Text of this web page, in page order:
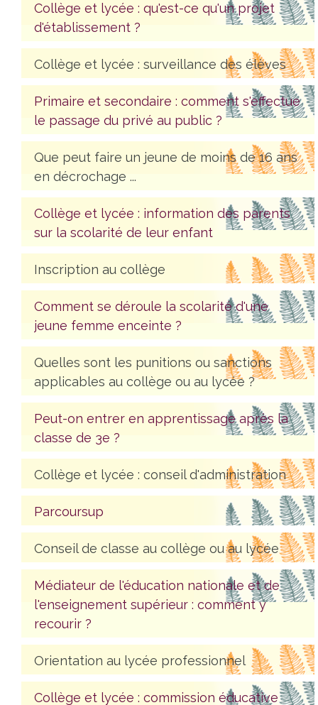
Collège et lycée : qu'est-ce qu'un projet
d'établissement ?
Collège et lycée : surveillance des élèves
Primaire et secondaire : comment s'effectue
le passage du privé au public ?
Que peut faire un jeune de moins de 16 ans
en décrochage ...
Collège et lycée : information des parents
sur la scolarité de leur enfant
Inscription au collège
Comment se déroule la scolarité d'une
jeune femme enceinte ?
Quelles sont les punitions ou sanctions
applicables au collège ou au lycée ?
Peut-on entrer en apprentissage après la
classe de 3e ?
Collège et lycée : conseil d'administration
Parcoursup
Conseil de classe au collège ou au lycée
Médiateur de l'éducation nationale et de
l'enseignement supérieur : comment y
recourir ?
Orientation au lycée professionnel
Collège et lycée : commission éducative